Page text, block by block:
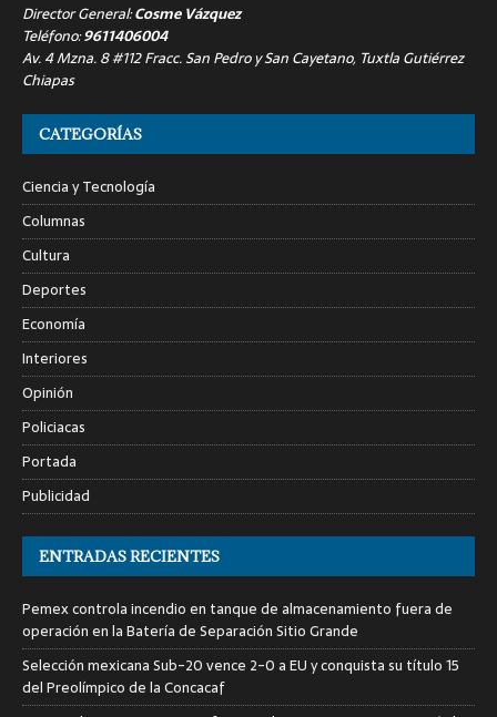
Director General:Cosme Vázquez
Teléfono:9611406004
Av. 4 Mzna. 8 #112 Fracc. San Pedro y San Cayetano, Tuxtla Gutiérrez
Chiapas
CATEGORÍAS
Ciencia y Tecnología
Columnas
Cultura
Deportes
Economía
Interiores
Opinión
Policiacas
Portada
Publicidad
ENTRADAS RECIENTES
Pemex controla incendio en tanque de almacenamiento fuera de
operación en la Batería de Separación Sitio Grande
Selección mexicana Sub-20 vence 2-0 a EU y conquista su título 15
del Preolímpico de la Concacaf